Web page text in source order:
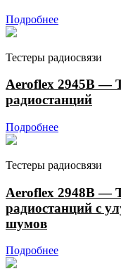
Подробнее
Тестеры радиосвязи
Aeroflex 2945B —
радиостанций
Подробнее
Тестеры радиосвязи
Aeroflex 2948B —
радиостанций c
шумов
Подробнее